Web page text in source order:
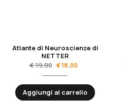
Atlante di Neuroscienze di
NETTER
€19,00 €18,00
Aggiungi al carrello